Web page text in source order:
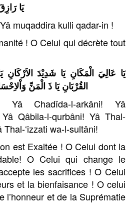
يَا
muqaddira kulli qadar-in !
! O Celui qui décrète tout
يَا عَالِيَ الْمَكَانِ يَا شَدِيْدَ الاَرْكَانِ
القُرْبَانِ يَا ذَ الْمَنِّ
Yâ Chadîda-l-arkâni! Yâ
Qâbila-l-qurbâni! Yâ Thal-
‘izzati wa-l-sultâni!
est Exaltée ! O Celui dont la
O Celui qui change le
les sacrifices ! O Celui
et la bienfaisance ! O celui
l’honneur et de la Suprématie